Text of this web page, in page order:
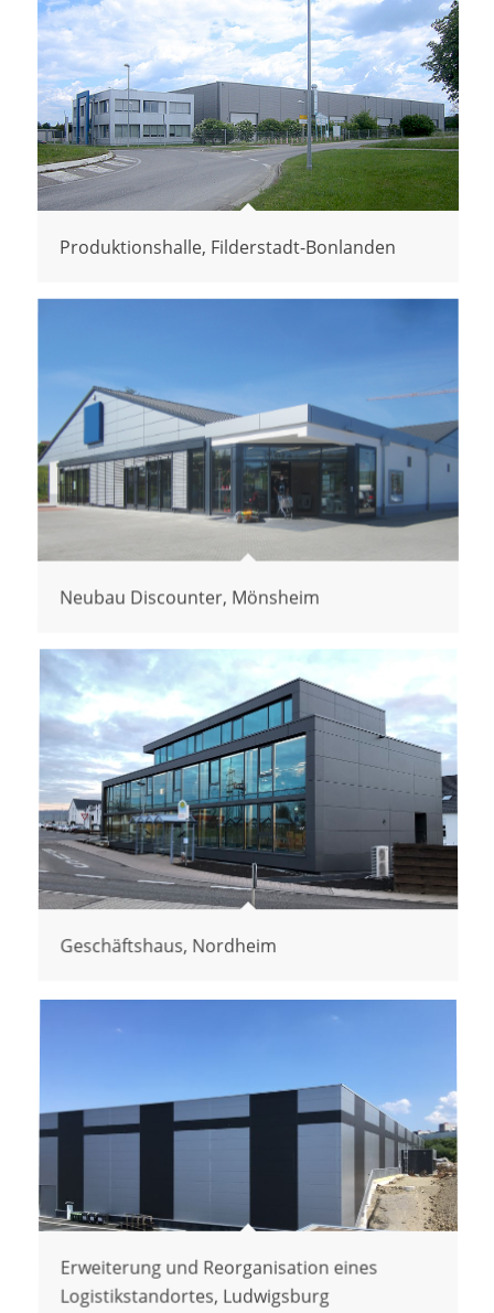
Produktionshalle, Filderstadt-Bonlanden
Neubau Discounter, Mönsheim
Geschäftshaus, Nordheim
Erweiterung und Reorganisation eines
Logistikstandortes, Ludwigsburg